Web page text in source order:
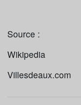
Source :
Wikipedia
Villesdeaux.com